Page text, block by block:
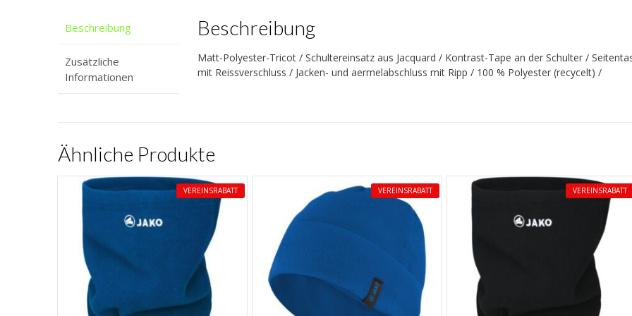
Beschreibung
Zusätzliche
Informationen
Beschreibung
Matt-Polyester-Tricot / Schultereinsatz aus Jacquard / Kontrast-Tape an der Schulter /
mit Reissverschluss / Jacken- und aermelabschluss mit Ripp / 100 % Polyester (recycelt) /
Ähnliche Produkte
VEREINSRABATT VEREINSRABATT VEREINSRABATT